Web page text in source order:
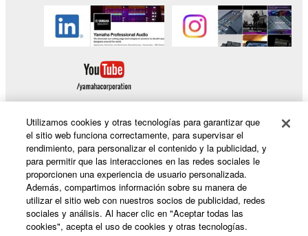
Productos y soluciones
Noticias
Utilizamos cookies y otras tecnologías para garantizar que
el sitio web funciona correctamente, para supervisar el
rendimiento, para personalizar el contenido y la publicidad, y
para permitir que las interacciones en las redes sociales le
proporcionen una experiencia de usuario personalizada.
Además, compartimos información sobre su manera de
utilizar el sitio web con nuestros socios de publicidad, redes
sociales y análisis. Al hacer clic en "Aceptar todas las
cookies", acepta el uso de cookies y otras tecnologías.